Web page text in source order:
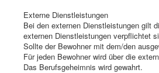
Externe Dienstleistungen
Bei den externen Dienstleistungen gilt
externen Dienstleistungen verpflichtet
Sollte der Bewohner mit dem/den
Für jeden Bewohner wird über die
Das Berufsgeheimnis wird gewahrt.